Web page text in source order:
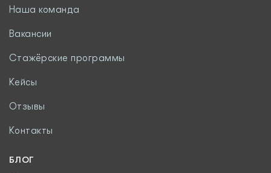
Наша команда
Вакансии
Стажёрские программы
Кейсы
Отзывы
Контакты
БЛОГ